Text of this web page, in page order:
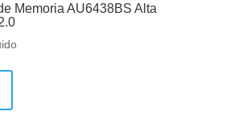
Memoria AU6438BS Alta